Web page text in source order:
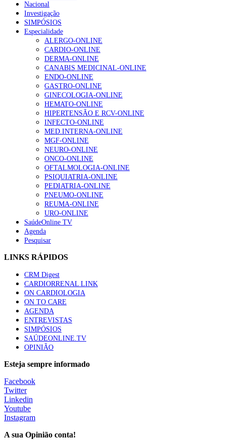
Nacional
Investigação
SIMPÓSIOS
Especialidade
ALERGO-ONLINE
CARDIO-ONLINE
DERMA-ONLINE
CANABIS MEDICINAL-ONLINE
ENDO-ONLINE
GASTRO-ONLINE
GINECOLOGIA-ONLINE
HEMATO-ONLINE
HIPERTENSÃO E RCV-ONLINE
INFECTO-ONLINE
MED.INTERNA-ONLINE
MGF-ONLINE
NEURO-ONLINE
ONCO-ONLINE
OFTALMOLOGIA-ONLINE
PSIQUIATRIA-ONLINE
PEDIATRIA-ONLINE
PNEUMO-ONLINE
REUMA-ONLINE
URO-ONLINE
SaúdeOnline TV
Agenda
Pesquisar
LINKS RÁPIDOS
CRM Digest
CARDIORRENAL LINK
ON CARDIOLOGIA
ON TO CARE
AGENDA
ENTREVISTAS
SIMPÓSIOS
SAÚDEONLINE.TV
OPINIÃO
Esteja sempre informado
Facebook
Twitter
Linkedin
Youtube
Instagram
A sua Opinião conta!